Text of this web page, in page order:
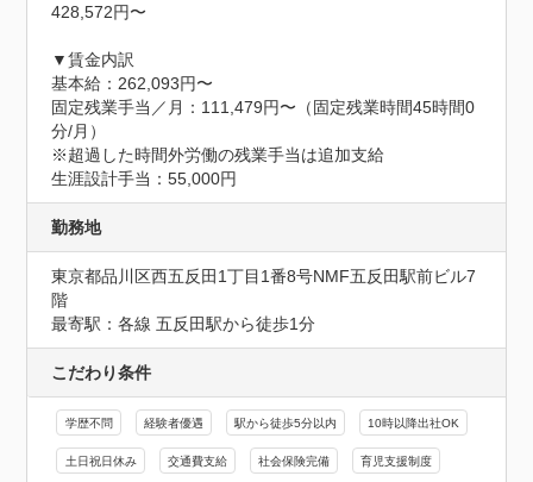
428,572円〜
▼賃金内訳
基本給：262,093円〜
固定残業手当／月：111,479円〜（固定残業時間45時間0
分/月）
※超過した時間外労働の残業手当は追加支給
生涯設計手当：55,000円
勤務地
東京都品川区西五反田1丁目1番8号NMF五反田駅前ビル7
階
最寄駅：各線 五反田駅から徒歩1分
こだわり条件
学歴不問 経験者優遇 駅から徒歩5分以内 10時以降出社OK
土日祝日休み 交通費支給 社会保険完備 育児支援制度